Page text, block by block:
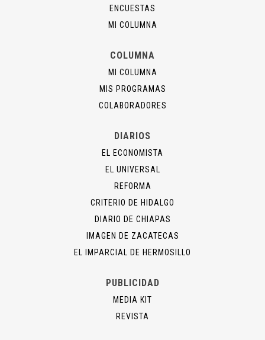
ENCUESTAS
MI COLUMNA
COLUMNA
MI COLUMNA
MIS PROGRAMAS
COLABORADORES
DIARIOS
EL ECONOMISTA
EL UNIVERSAL
REFORMA
CRITERIO DE HIDALGO
DIARIO DE CHIAPAS
IMAGEN DE ZACATECAS
EL IMPARCIAL DE HERMOSILLO
PUBLICIDAD
MEDIA KIT
REVISTA